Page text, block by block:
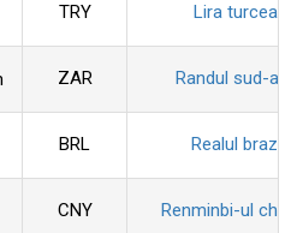
TRY Lira
ZAR Randul sud-
BRL Realul
CNY Renminbi-ul